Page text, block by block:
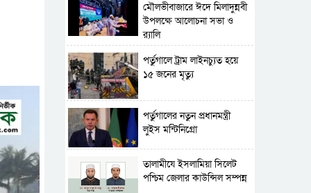
মৌলভীবাজারে ঈদে মিলাদুন্নবী
উপলক্ষে আলোচনা সভা ও
র‍্যালি
পর্তুগালে ট্রাম লাইনচ্যুত হয়ে
১৫ জনের মৃত্যু
পর্তুগালের নতুন প্রধানমন্ত্রী
লুইস মন্টিনিগ্রো
‎তালামীযে ইসলামিয়া সিলেট
পশ্চিম জেলার কাউন্সিল সম্পন্ন